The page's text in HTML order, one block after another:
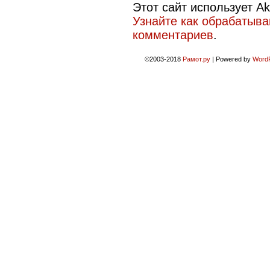
Этот сайт использует
Узнайте как
комментариев.
©2003-2018 Рамот.ру | Powered by